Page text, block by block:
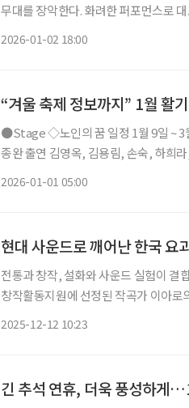
무대를 장악한다. 화려한 퍼포먼스로
2026-01-02 18:00
“겨울 축제 정보까지” 1월 활
●Stage ◇노인의 꿈 일정 1월 9일 ~ 3월 22일 장소 LG아트센터 서울 U+ 스테이지 연출 성
종완 출연 김영옥, 김용림, 손숙, 하희라, 이일화, 신은정 등 연극 ‘노인의 꿈’은 작은 미술학원
2026-01-01 05:00
현대 사운드로 깨어난 한국 요
전통과 창작, 설화와 사운드 실험이 결
창작활동지원에 선정된 작곡가 이아로
2025-12-12 10:23
긴 추석 연휴, 더욱 풍성하게